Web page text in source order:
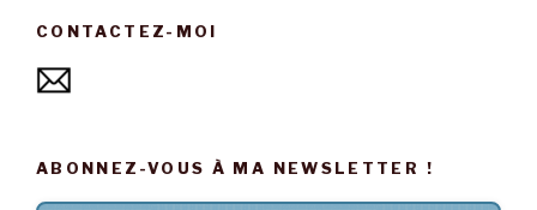
CONTACTEZ-MOI
ABONNEZ-VOUS À MA NEWSLETTER !